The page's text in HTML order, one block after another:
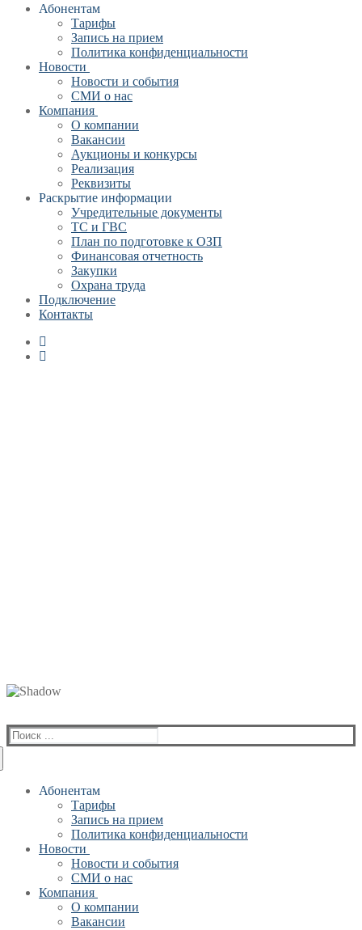
Абонентам
Тарифы
Запись на прием
Политика конфиденциальности
Новости
Новости и события
СМИ о нас
Компания
О компании
Вакансии
Аукционы и конкурсы
Реализация
Реквизиты
Раскрытие информации
Учредительные документы
ТС и ГВС
План по подготовке к ОЗП
Финансовая отчетность
Закупки
Охрана труда
Подключение
Контакты
Найти:
Абонентам
Тарифы
Запись на прием
Политика конфиденциальности
Новости
Новости и события
СМИ о нас
Компания
О компании
Вакансии